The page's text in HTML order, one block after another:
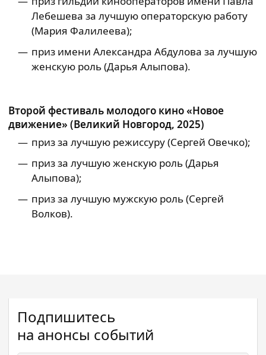
Лебешева за лучшую операторскую работу
(Мария Фалилеева);
приз имени Александра Абдулова за лучшую
женскую роль (Дарья Алыпова).
Второй фестиваль молодого кино «Новое
движение» (Великий Новгород, 2025)
приз за лучшую режиссуру (Сергей Овечко);
приз за лучшую женскую роль (Дарья
Алыпова);
приз за лучшую мужскую роль (Сергей
Волков).
Подпишитесь
на анонсы событий